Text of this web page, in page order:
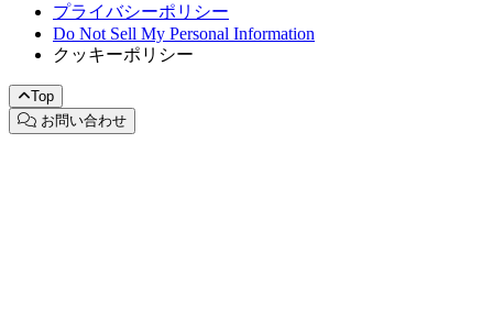
プライバシーポリシー
Do Not Sell My Personal Information
クッキーポリシー
Top
お問い合わせ